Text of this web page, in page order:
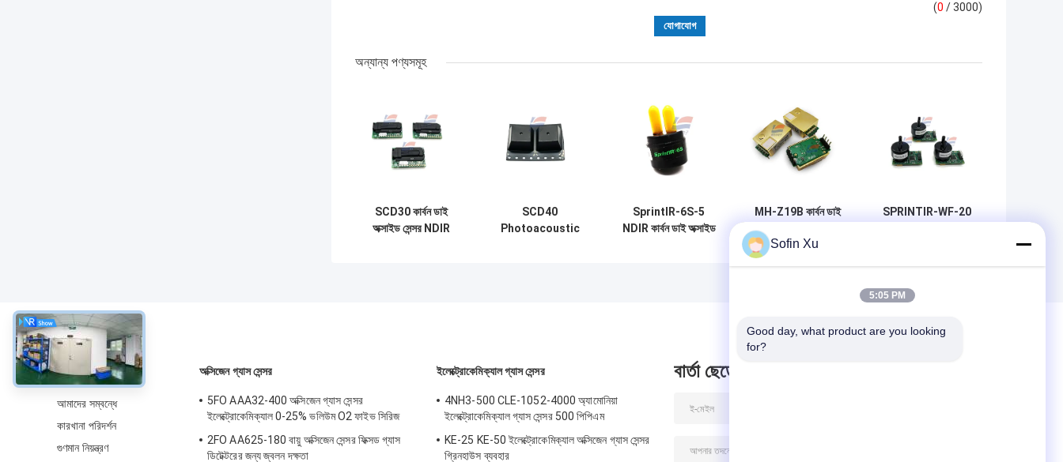
(0 / 3000)
অন্যান্য পণ্যসমূহ
SCD30 কার্বন ডাই
অক্সাইড সেন্সর NDIR
SCD40
Photoacoustic
SprintIR-6S-5
NDIR কার্বন ডাই অক্সাইড
MH-Z19B কার্বন ডাই
অক্সাইড NDIR CO2
গ্যাস সেন্সর PWM
আউটপুট সেন্সর মডিউল পিন
SPRINTIR-WF-20
সম্বন্ধে
আমাদের সম্বন্ধে
কারখানা পরিদর্শন
গুণমান নিয়ন্ত্রণ
অক্সিজেন গ্যাস সেন্সর
5FO AAA32-400 অক্সিজেন গ্যাস সেন্সর
ইলেক্ট্রোকেমিক্যাল 0-25% ভলিউম O2 ফাইভ সিরিজ
2FO AA625-180 বায়ু অক্সিজেন সেন্সর ফিক্সড গ্যাস
ডিটেক্টরের জন্য জ্বলন দক্ষতা
ইলেক্ট্রোকেমিক্যাল গ্যাস সেন্সর
4NH3-500 CLE-1052-4000 অ্যামোনিয়া
ইলেক্ট্রোকেমিক্যাল গ্যাস সেন্সর 500 পিপিএম
KE-25 KE-50 ইলেক্ট্রোকেমিক্যাল অক্সিজেন গ্যাস সেন্সর
গ্রিনহাউস ব্যবহার
বার্তা ছেড়ে
Sofin Xu
5:05 PM
Good day, what product are you looking
for?